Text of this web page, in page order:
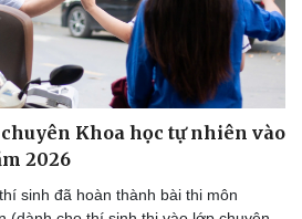
Xe máy
Tư vấn
Khoa học tự nhiên vào
2026
sinh đã hoàn thành bài thi môn